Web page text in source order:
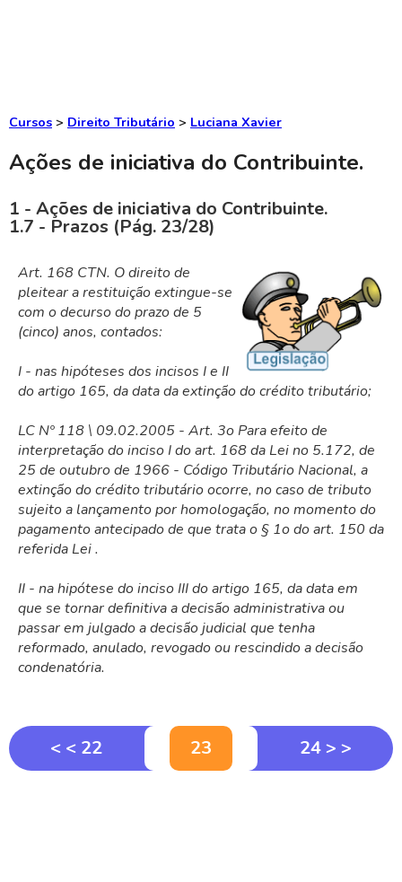
Cursos > Direito Tributário > Luciana Xavier
Ações de iniciativa do Contribuinte.
1 - Ações de iniciativa do Contribuinte.
1.7 - Prazos (Pág. 23/28)
Art. 168 CTN. O direito de
pleitear a restituição extingue-se
com o decurso do prazo de 5
(cinco) anos, contados:
I - nas hipóteses dos incisos I e II
do artigo 165, da data da extinção do crédito tributário;
LC Nº 118 \ 09.02.2005 - Art. 3o Para efeito de
interpretação do inciso I do art. 168 da Lei no 5.172, de
25 de outubro de 1966 - Código Tributário Nacional, a
extinção do crédito tributário ocorre, no caso de tributo
sujeito a lançamento por homologação, no momento do
pagamento antecipado de que trata o § 1o do art. 150 da
referida Lei .
II - na hipótese do inciso III do artigo 165, da data em
que se tornar definitiva a decisão administrativa ou
passar em julgado a decisão judicial que tenha
reformado, anulado, revogado ou rescindido a decisão
condenatória.
< < 22 23 24 > >